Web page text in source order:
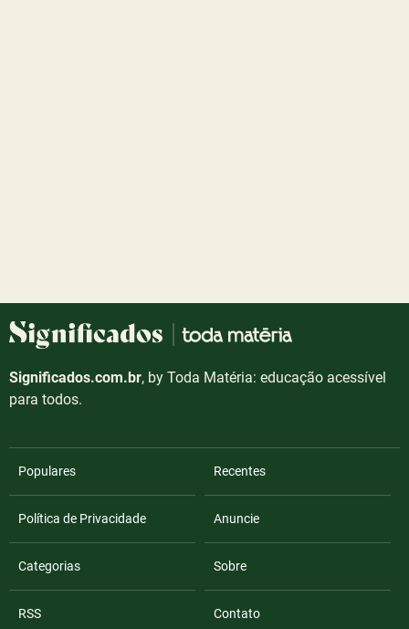
Significados.com.br, by Toda Matéria: educação acessível
para todos.
Populares Recentes
Política de Privacidade Anuncie
Categorias Sobre
RSS Contato